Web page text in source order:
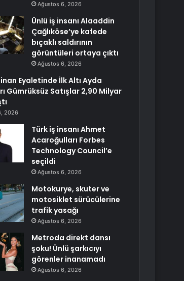
Ağustos 6, 2026
Ünlü iş insanı Alaaddin
Çağlıköse’ye kafede
bıçaklı saldırının
görüntüleri ortaya çıktı
Ağustos 6, 2026
Eyaletinde İlk Altı Ayda
Gümrüksüz Satışlar 2,90 Milyar
2026
Türk iş insanı Ahmet
Acaroğulları Forbes
Technology Council’e
seçildi
Ağustos 6, 2026
Motokurye, skuter ve
motosiklet sürücülerine
trafik yasağı
Ağustos 6, 2026
Metroda direkt dansı
şoku! Ünlü şarkıcıyı
görenler inanamadı
Ağustos 6, 2026